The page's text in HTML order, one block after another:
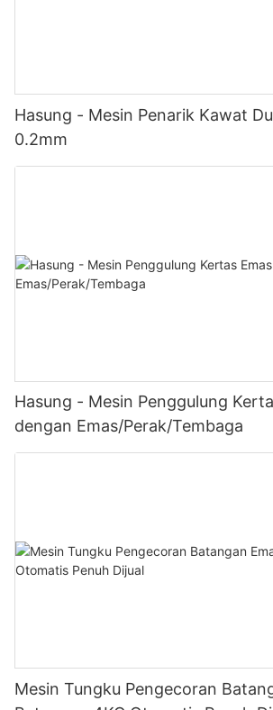
Hasung - Mesin Penarik Kawat
0.2mm
Hasung - Mesin Penggulung
dengan Emas/Perak/Tembaga
Mesin Tungku Pengecoran